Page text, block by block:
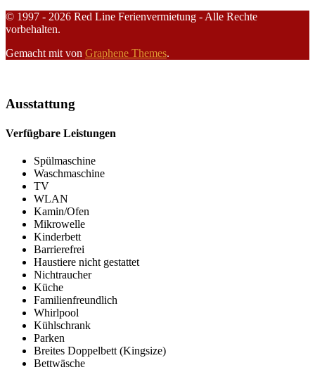
© 1997 - 2026 Red Line Ferienvermietung - Alle Rechte
vorbehalten.
Gemacht mit von Graphene Themes.
Ausstattung
Verfügbare Leistungen
Spülmaschine
Waschmaschine
TV
WLAN
Kamin/Ofen
Mikrowelle
Kinderbett
Barrierefrei
Haustiere nicht gestattet
Nichtraucher
Küche
Familienfreundlich
Whirlpool
Kühlschrank
Parken
Breites Doppelbett (Kingsize)
Bettwäsche